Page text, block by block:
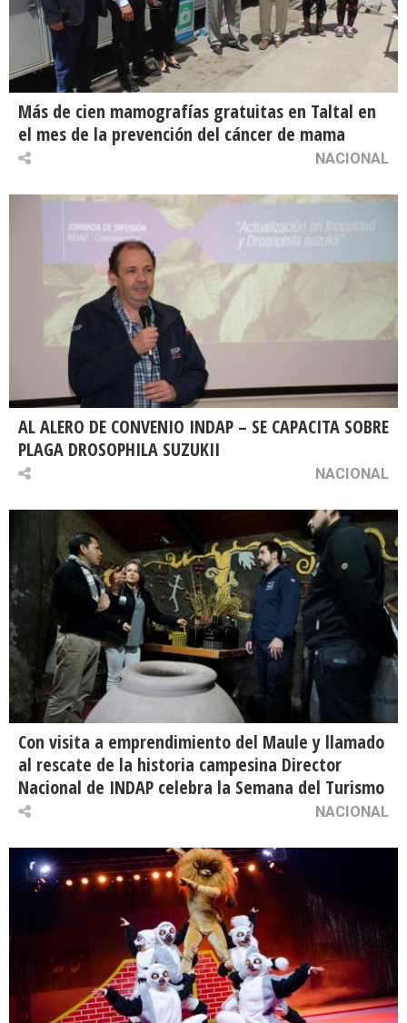
Más de cien mamografías gratuitas en Taltal en
el mes de la prevención del cáncer de mama
NACIONAL
AL ALERO DE CONVENIO INDAP – SE CAPACITA SOBRE
PLAGA DROSOPHILA SUZUKII
NACIONAL
Con visita a emprendimiento del Maule y llamado
al rescate de la historia campesina Director
Nacional de INDAP celebra la Semana del Turismo
NACIONAL